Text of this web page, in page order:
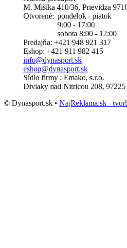
M. Mišíka 410/36, Prievidza
Otvorené: pondelok - piatok
9:00 - 17:00
sobota 8:00 - 12:00
Predajňa: +421 948 921 317
Eshop: +421 911 982 415
info@dynasport.sk
eshop@dynasport.sk
Sídlo firmy : Emako, s.r.o.
Diviaky nad Nitricou 208, 97225
© Dynasport.sk • NajReklama.sk -